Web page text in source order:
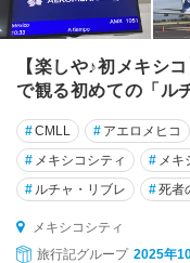
【楽しや♪初メキ
で観る初めての「ル
#CMLL # アエロメヒコ
# メキシコシティ # メキ
# ルチャ・リブレ #死者
メキシコシティ
旅行記グループ 2025年